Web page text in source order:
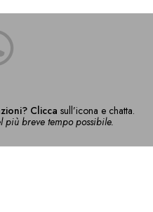
Clicca sull’icona e chatta.
più breve tempo possibile.